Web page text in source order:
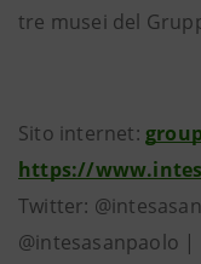
tre musei del
Sito internet:
https://
Twitter:
@intesasanpaolo |